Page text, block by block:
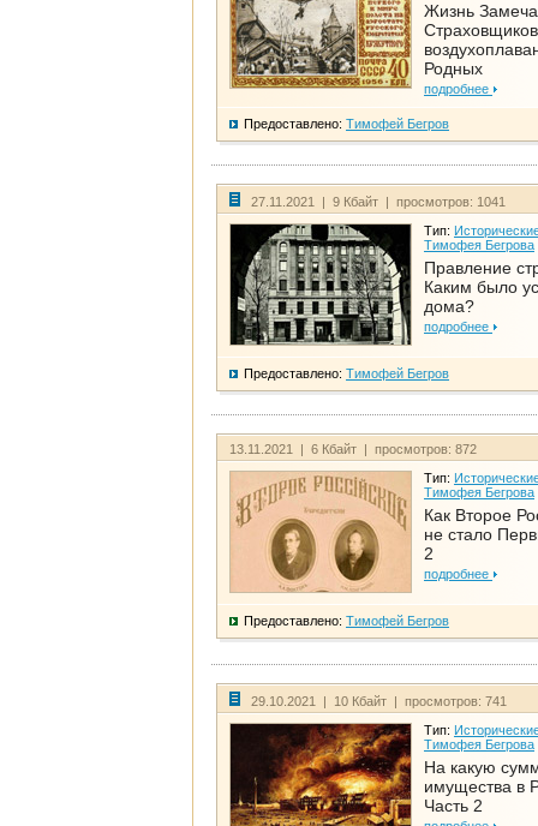
Жизнь
Родных
подробнее
Предоставлено: Тимофей Бегров
27.11.2021 | 9 Кбайт | просмотров: 1041
Тип:
Тимофея Бегрова
Правление
Каким было
дома?
подробнее
Предоставлено: Тимофей Бегров
13.11.2021 | 6 Кбайт | просмотров: 872
Тип:
Тимофея Бегрова
Как Второе
не стало
2
подробнее
Предоставлено: Тимофей Бегров
29.10.2021 | 10 Кбайт | просмотров: 741
Тип:
Тимофея Бегрова
На какую
имущества в
Часть 2